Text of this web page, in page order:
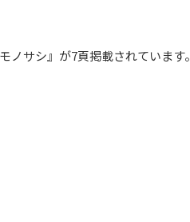
ノサシ』が7頁掲載されています。